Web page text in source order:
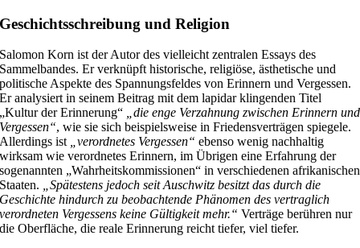
Geschichtsschreibung und Religion
Salomon Korn ist der Autor des vielleicht zentralen Essays des
Sammelbandes. Er verknüpft historische, religiöse, ästhetische und
politische Aspekte des Spannungsfeldes von Erinnern und Vergessen.
Er analysiert in seinem Beitrag mit dem lapidar klingenden Titel
„Kultur der Erinnerung“
„die enge Verzahnung zwischen Erinnern und
Vergessen“, wie sie sich beispielsweise in Friedensverträgen spiegele.
Allerdings ist
„verordnetes Vergessen“ ebenso wenig nachhaltig
wirksam wie verordnetes Erinnern, im Übrigen eine Erfahrung der
sogenannten „Wahrheitskommissionen“ in verschiedenen afrikanischen
Staaten.
„Spätestens jedoch seit Auschwitz besitzt das durch die
Geschichte hindurch zu beobachtende Phänomen des vertraglich
verordneten Vergessens keine Gültigkeit mehr.“Verträge berühren nur
die Oberfläche, die reale Erinnerung reicht tiefer, viel tiefer.